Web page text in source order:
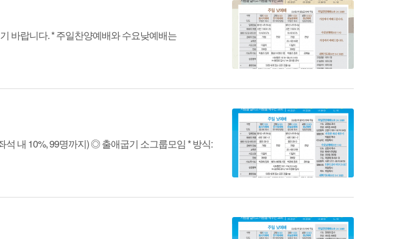
바랍니다. * 주일찬양예배와 수요낮예배는
내 10%, 99명까지) ◎ 출애굽기 소그룹모임 * 방식: